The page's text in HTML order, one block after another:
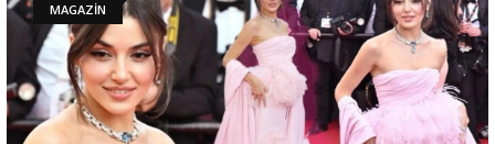
MAGAZİN